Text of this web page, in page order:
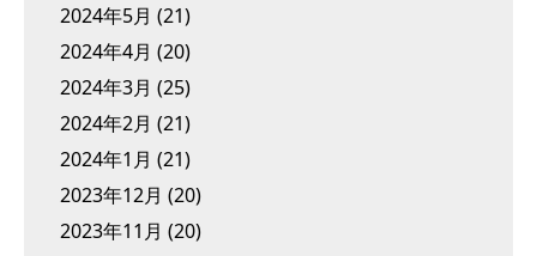
2024年5月 (21)
2024年4月 (20)
2024年3月 (25)
2024年2月 (21)
2024年1月 (21)
2023年12月 (20)
2023年11月 (20)